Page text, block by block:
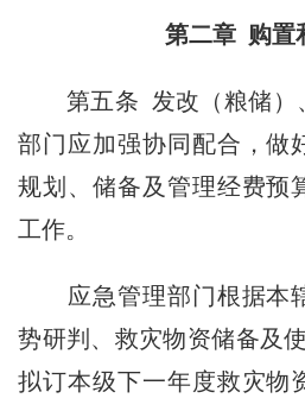
第二章 购置
第五条 发改（粮储）
部门应加强协同配合，做
规划、储备及管理经费预
工作。
应急管理部门根据本
势研判、救灾物资储备及
拟订本级下一年度救灾物